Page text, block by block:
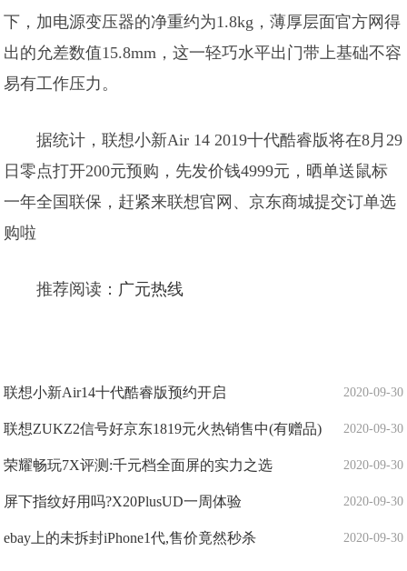
下，加电源变压器的净重约为1.8kg，薄厚层面官方网得
出的允差数值15.8mm，这一轻巧水平出门带上基础不容
易有工作压力。
据统计，联想小新Air 14 2019十代酷睿版将在8月29
日零点打开200元预购，先发价钱4999元，晒单送鼠标
一年全国联保，赶紧来联想官网、京东商城提交订单选
购啦
推荐阅读： 广元热线
2020-09-30
联想小新Air14十代酷睿版预约开启
2020-09-30
联想ZUKZ2信号好京东1819元火热销售中(有赠品)
2020-09-30
荣耀畅玩7X评测:千元档全面屏的实力之选
2020-09-30
屏下指纹好用吗?X20PlusUD一周体验
2020-09-30
ebay上的未拆封iPhone1代,售价竟然秒杀